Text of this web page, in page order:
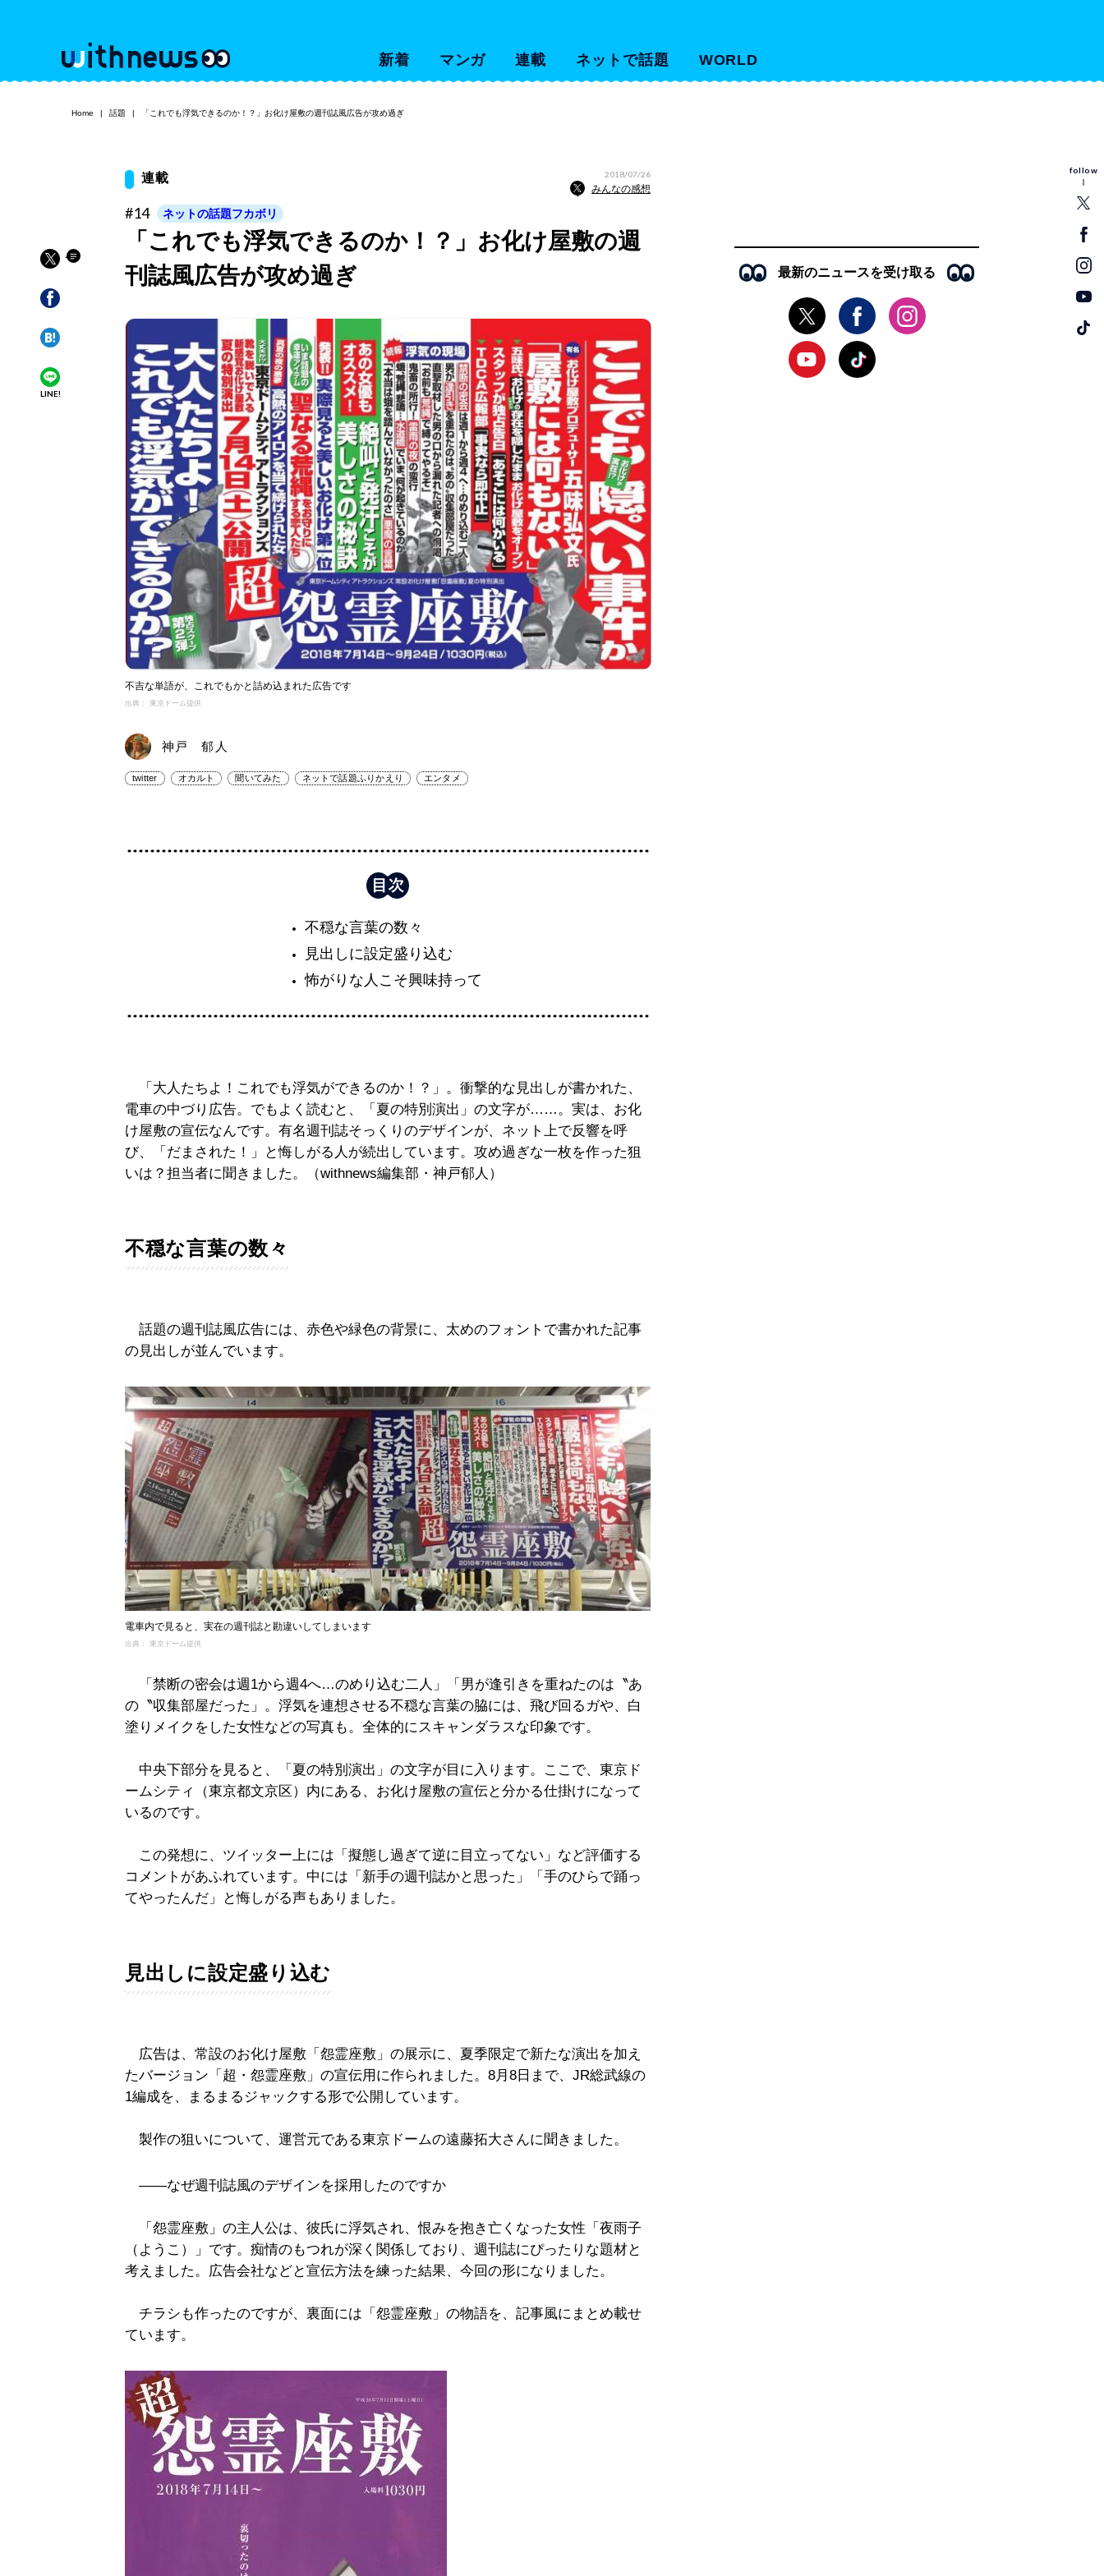
新着 マンガ 連載 ネットで話題 WORLD
follow
Home 話題 「これでも浮気できるのか！？」お化け屋敷の週刊誌風広告が攻め過ぎ
LINE!
連載 2018/07/26
みんなの感想
#14 ネットの話題フカボリ
「これでも浮気できるのか！？」お化け屋敷の週
刊誌風広告が攻め過ぎ
不吉な単語が、これでもかと詰め込まれた広告です
出典： 東京ドーム提供
神戸 郁人
twitter オカルト 聞いてみた ネットで話題ふりかえり エンタメ
不穏な言葉の数々
見出しに設定盛り込む
怖がりな人こそ興味持って
「大人たちよ！これでも浮気ができるのか！？」。衝撃的な見出しが書かれた、
電車の中づり広告。でもよく読むと、「夏の特別演出」の文字が……。実は、お化
け屋敷の宣伝なんです。有名週刊誌そっくりのデザインが、ネット上で反響を呼
び、「だまされた！」と悔しがる人が続出しています。攻め過ぎな一枚を作った狙
いは？担当者に聞きました。（withnews編集部・神戸郁人）
不穏な言葉の数々
話題の週刊誌風広告には、赤色や緑色の背景に、太めのフォントで書かれた記事
の見出しが並んでいます。
電車内で見ると、実在の週刊誌と勘違いしてしまいます
出典： 東京ドーム提供
「禁断の密会は週1から週4へ…のめり込む二人」「男が逢引きを重ねたのは〝あ
の〝収集部屋だった」。浮気を連想させる不穏な言葉の脇には、飛び回るガや、白
塗りメイクをした女性などの写真も。全体的にスキャンダラスな印象です。
中央下部分を見ると、「夏の特別演出」の文字が目に入ります。ここで、東京ド
ームシティ（東京都文京区）内にある、お化け屋敷の宣伝と分かる仕掛けになって
いるのです。
この発想に、ツイッター上には「擬態し過ぎて逆に目立ってない」など評価する
コメントがあふれています。中には「新手の週刊誌かと思った」「手のひらで踊っ
てやったんだ」と悔しがる声もありました。
見出しに設定盛り込む
広告は、常設のお化け屋敷「怨霊座敷」の展示に、夏季限定で新たな演出を加え
たバージョン「超・怨霊座敷」の宣伝用に作られました。8月8日まで、JR総武線の
1編成を、まるまるジャックする形で公開しています。
製作の狙いについて、運営元である東京ドームの遠藤拓大さんに聞きました。
――なぜ週刊誌風のデザインを採用したのですか
「怨霊座敷」の主人公は、彼氏に浮気され、恨みを抱き亡くなった女性「夜雨子
（ようこ）」です。痴情のもつれが深く関係しており、週刊誌にぴったりな題材と
考えました。広告会社などと宣伝方法を練った結果、今回の形になりました。
チラシも作ったのですが、裏面には「怨霊座敷」の物語を、記事風にまとめ載せ
ています。
最新のニュースを受け取る